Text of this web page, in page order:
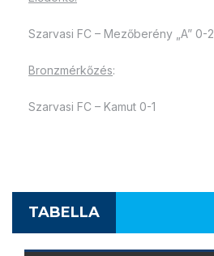
Szarvasi FC – Mezőberény „A” 0-2
Bronzmérkőzés:
Szarvasi FC – Kamut 0-1
TABELLA